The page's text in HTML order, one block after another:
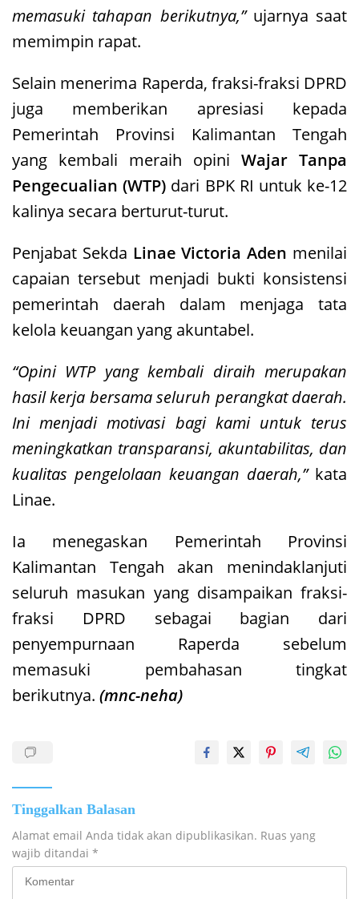
memasuki tahapan berikutnya,”ujarnya saat
memimpin rapat.
Selain menerima Raperda, fraksi-fraksi DPRD
juga memberikan apresiasi kepada
Pemerintah Provinsi Kalimantan Tengah
yang kembali meraih opini Wajar Tanpa
Pengecualian (WTP) dari BPK RI untuk ke-12
kalinya secara berturut-turut.
Penjabat Sekda Linae Victoria Aden menilai
capaian tersebut menjadi bukti konsistensi
pemerintah daerah dalam menjaga tata
kelola keuangan yang akuntabel.
“Opini WTP yang kembali diraih merupakan
hasil kerja bersama seluruh perangkat daerah.
Ini menjadi motivasi bagi kami untuk terus
meningkatkan transparansi, akuntabilitas, dan
kualitas pengelolaan keuangan daerah,”kata
Linae.
Ia menegaskan Pemerintah Provinsi
Kalimantan Tengah akan menindaklanjuti
seluruh masukan yang disampaikan fraksi-
fraksi DPRD sebagai bagian dari
penyempurnaan Raperda sebelum
memasuki pembahasan tingkat
berikutnya. (mnc-neha)
Tinggalkan Balasan
Alamat email Anda tidak akan dipublikasikan. Ruas yang
wajib ditandai *